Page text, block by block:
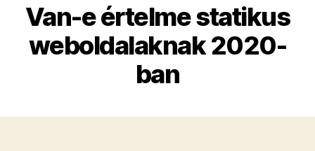
Van-e értelme statikus
weboldalaknak 2020-
ban